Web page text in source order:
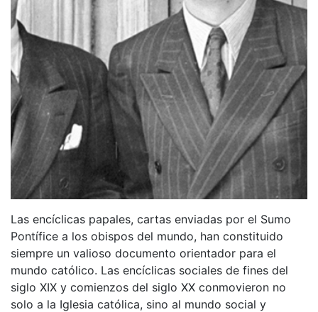
Las encíclicas papales, cartas enviadas por el Sumo
Pontífice a los obispos del mundo, han constituido
siempre un valioso documento orientador para el
mundo católico. Las encíclicas sociales de fines del
siglo XIX y comienzos del siglo XX conmovieron no
solo a la Iglesia católica, sino al mundo social y